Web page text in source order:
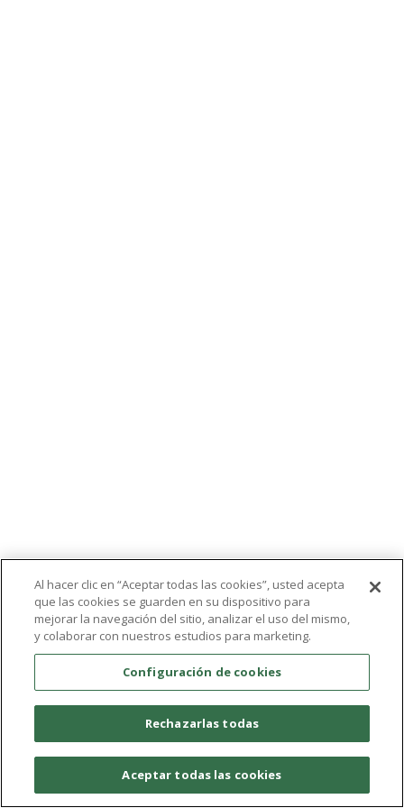
Al hacer clic en “Aceptar todas las cookies”, usted acepta
que las cookies se guarden en su dispositivo para
mejorar la navegación del sitio, analizar el uso del mismo,
y colaborar con nuestros estudios para marketing.
Configuración de cookies
Rechazarlas todas
Aceptar todas las cookies